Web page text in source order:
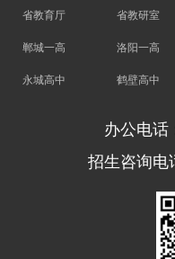
省教育厅 省教研室
郸城一高 洛阳一高
永城高中 鹤壁高中
办公电话
招生咨询电